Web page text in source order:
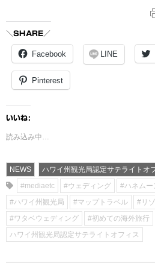
＼SHARE／
Facebook LINE
Pinterest
いいね:
読み込み中…
NEWS
ハワイ州観光局認定サテライトオ
#mediaetc
#ウェディング #ハネムー
#ハワイ州観光局
#マップトラベル #リ
#ワタベウェディング
#初めての海外旅行
ハワイ州観光局認定サテライトオフィス